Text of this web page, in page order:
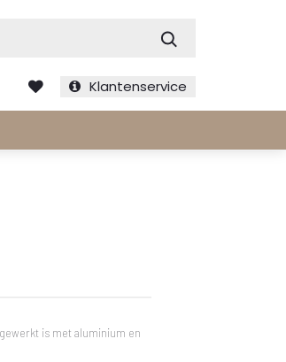
Klantenservice
is met aluminium en